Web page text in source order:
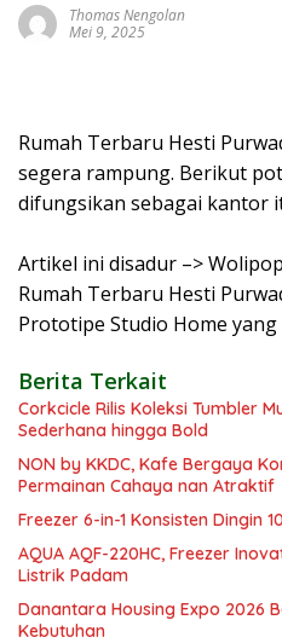
Thomas Nengolan
Mei 9, 2025
Rumah Terbaru Hesti
segera rampung. Berikut
difungsikan sebagai kantor
Artikel ini disadur –>
Rumah Terbaru Hesti
Prototipe Studio Home yang
Berita Terkait
Corkcicle Rilis Koleksi Tumbler
Sederhana hingga Bold
NON by KKDC, Kafe Bergaya
Permainan Cahaya nan Atraktif
Freezer 6-in-1 Konsisten Dingin
AQUA AQF-220HC, Freezer
Listrik Padam
Danantara Housing Expo 2026
Kebutuhan